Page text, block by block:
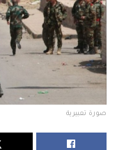
صورة تعبيرية